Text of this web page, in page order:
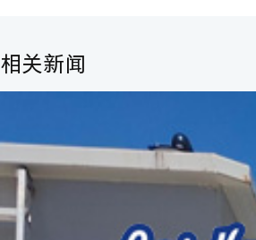
相关新闻